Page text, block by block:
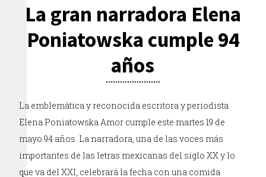
La gran narradora Elena
Poniatowska cumple 94
años
La emblemática y reconocida escritora y periodista
Elena Poniatowska Amor cumple este martes 19 de
mayo 94 años. La narradora, una de las voces más
importantes de las letras mexicanas del siglo XX y lo
que va del XXI, celebrará la fecha con una comida